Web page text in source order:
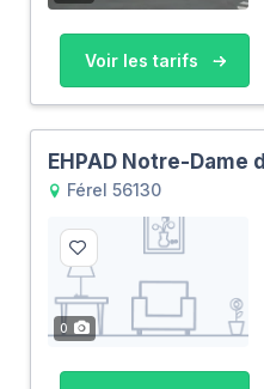
Voir les tarifs
EHPAD Notre-Dame
Férel 56130
0